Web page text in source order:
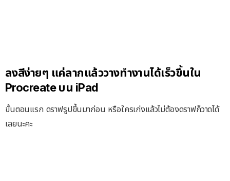
ลงสีง่ายๆ แค่ลากแล้ววางทำงานได้เร็วขึ้นใน
Procreate บน iPad
ขั้นตอนแรก ดราฟรูปขึ้นมาก่อน หรือใครเก่งแล้วไม่ต้องดราฟก็วาดได้
เลยนะคะ